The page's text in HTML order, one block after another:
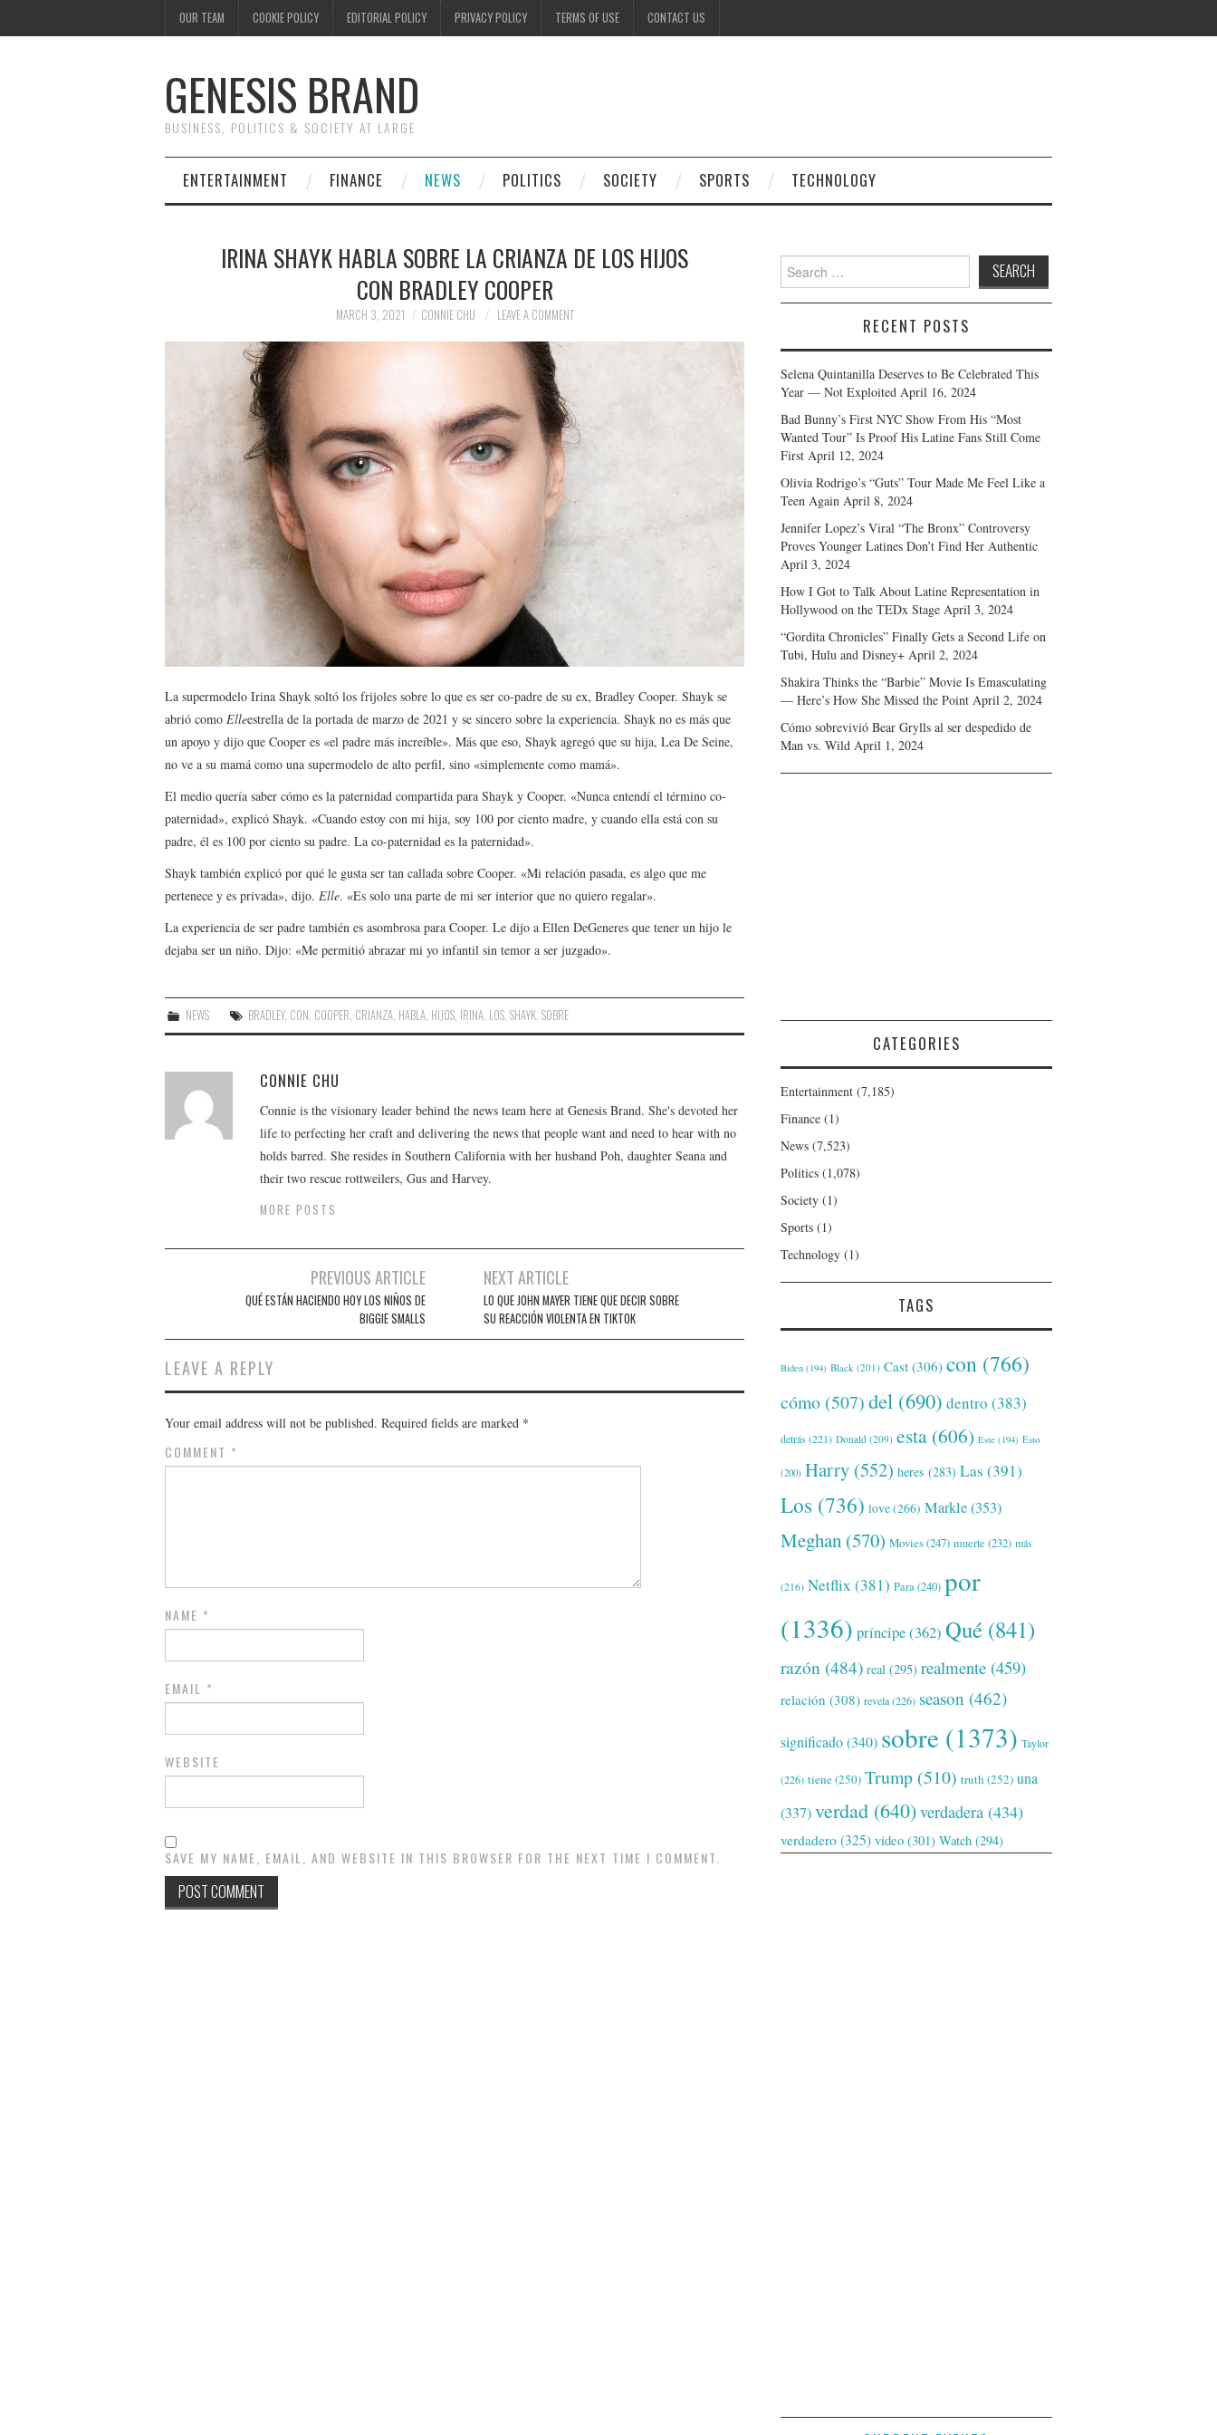
OUR TEAM COOKIE POLICY EDITORIAL POLICY PRIVACY POLICY TERMS OF USE CONTACT US
GENESIS BRAND
BUSINESS, POLITICS & SOCIETY AT LARGE
ENTERTAINMENT FINANCE NEWS POLITICS SOCIETY SPORTS TECHNOLOGY
IRINA SHAYK HABLA SOBRE LA CRIANZA DE LOS HIJOS
CON BRADLEY COOPER
MARCH 3, 2021 CONNIE CHU LEAVE A COMMENT
La supermodelo Irina Shayk soltó los frijoles sobre lo que es ser co-padre de su ex, Bradley Cooper. Shayk se
abrió como Elleestrella de la portada de marzo de 2021 y se sincero sobre la experiencia. Shayk no es más que
un apoyo y dijo que Cooper es «el padre más increíble». Más que eso, Shayk agregó que su hija, Lea De Seine,
no ve a su mamá como una supermodelo de alto perfil, sino «simplemente como mamá».
El medio quería saber cómo es la paternidad compartida para Shayk y Cooper. «Nunca entendí el término co-
paternidad», explicó Shayk. «Cuando estoy con mi hija, soy 100 por ciento madre, y cuando ella está con su
padre, él es 100 por ciento su padre. La co-paternidad es la paternidad».
Shayk también explicó por qué le gusta ser tan callada sobre Cooper. «Mi relación pasada, es algo que me
pertenece y es privada», dijo. Elle. «Es solo una parte de mi ser interior que no quiero regalar».
La experiencia de ser padre también es asombrosa para Cooper. Le dijo a Ellen DeGeneres que tener un hijo le
dejaba ser un niño. Dijo: «Me permitió abrazar mi yo infantil sin temor a ser juzgado».
NEWS BRADLEY, CON, COOPER, CRIANZA, HABLA, HIJOS, IRINA, LOS,SHAYK,SOBRE
CONNIE CHU
Connie is the visionary leader behind the news team here at Genesis Brand. She's devoted her
life to perfecting her craft and delivering the news that people want and need to hear with no
holds barred. She resides in Southern California with her husband Poh, daughter Seana and
their two rescue rottweilers, Gus and Harvey.
MORE POSTS
navigation
PREVIOUS ARTICLE
QUÉ ESTÁN HACIENDO HOY LOS NIÑOS DE
BIGGIE SMALLS
NEXT ARTICLE
LO QUE JOHN MAYER TIENE QUE DECIR SOBRE
SU REACCIÓN VIOLENTA EN TIKTOK
LEAVE A REPLY
Your email address will not be published. Required fields are marked *
COMMENT *
NAME *
EMAIL *
WEBSITE
SAVE MY NAME, EMAIL, AND WEBSITE IN THIS BROWSER FOR THE NEXT TIME I COMMENT.
Search
for:
RECENT POSTS
Selena Quintanilla Deserves to Be Celebrated This
Year — Not Exploited April 16, 2024
Bad Bunny’s First NYC Show From His “Most
Wanted Tour” Is Proof His Latine Fans Still Come
First April 12, 2024
Olivia Rodrigo’s “Guts” Tour Made Me Feel Like a
Teen Again April 8, 2024
Jennifer Lopez’s Viral “The Bronx” Controversy
Proves Younger Latines Don’t Find Her Authentic
April 3, 2024
How I Got to Talk About Latine Representation in
Hollywood on the TEDx Stage April 3, 2024
“Gordita Chronicles” Finally Gets a Second Life on
Tubi, Hulu and Disney+ April 2, 2024
Shakira Thinks the “Barbie” Movie Is Emasculating
— Here’s How She Missed the Point April 2, 2024
Cómo sobrevivió Bear Grylls al ser despedido de
Man vs. Wild April 1, 2024
CATEGORIES
Entertainment (7,185)
Finance (1)
News (7,523)
Politics (1,078)
Society (1)
Sports (1)
Technology (1)
TAGS
Biden (194) Black (201) Cast (306) con (766)
cómo (507)del (690) dentro (383)
detrás (221) Donald (209) esta (606) Este (194) Esto
(200) Harry (552) heres (283) Las (391)
Los (736) love(266) Markle(353)
Meghan (570) Movies(247) muerte (232) más
(216) Netflix (381) Para(240) por
(1336) príncipe(362) Qué (841)
razón (484) real (295) realmente (459)
relación (308) revela(226) season (462)
significado(340) sobre (1373) Taylor
(226) tiene(250) Trump (510) truth (252) una
(337)verdad (640)verdadera (434)
verdadero (325) video (301) Watch (294)